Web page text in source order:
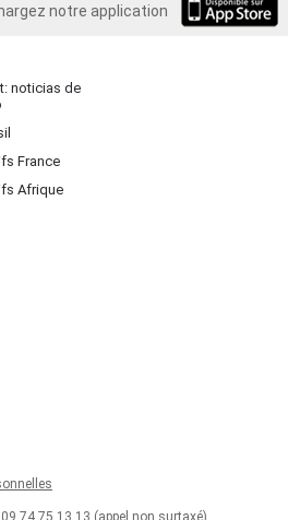
notre application
Android
noticias de
France
Afrique
(appel non surtaxé)